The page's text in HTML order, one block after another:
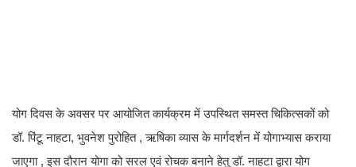
योग दिवस के अवसर पर आयोजित कार्यक्रम में उपस्थित समस्त चिकित्सकों को
डॉ. पिंटू नाहटा, भुवनेश पुरोहित , ऋषिका व्यास के मार्गदर्शन में योगाभ्यास कराया
जाएगा , इस दौरान योगा को सरल एवं रोचक बनाने हेतु डॉ. नाहटा द्वारा योग